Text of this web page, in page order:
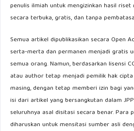
penulis ilmiah untuk mengizinkan hasil
secara terbuka, gratis, dan tanpa
Semua artikel dipublikasikan secara Open
serta-merta dan permanen menjadi gratis
semua orang. Namun, berdasarkan lisensi
atau author tetap menjadi pemilik hak
masing, dengan tetap memberi izin bagi
isi dari artikel yang bersangkutan dalam
seluruhnya asal disitasi secara benar. Para
diharuskan untuk mensitasi sumber asli